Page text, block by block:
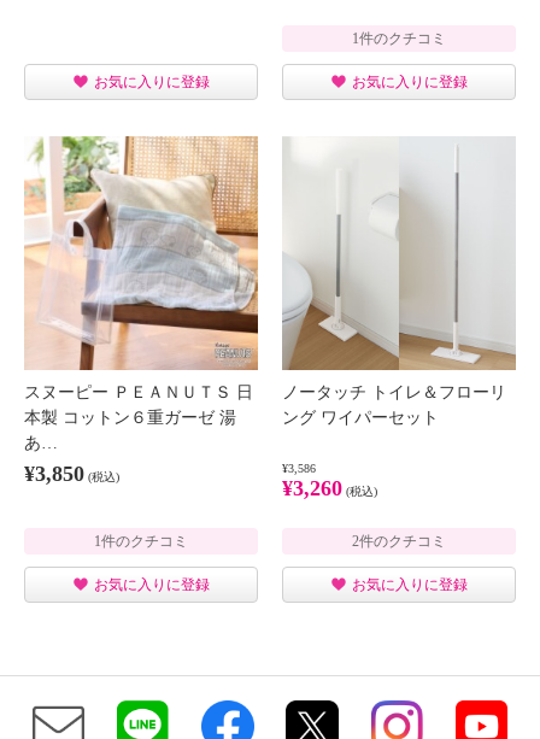
お気に入りに登録
1件のクチコミ
お気に入りに登録
スヌーピー ＰＥＡＮＵＴＳ 日
本製 コットン６重ガーゼ 湯
あ…
¥3,850 (税込)
1件のクチコミ
お気に入りに登録
ノータッチ トイレ＆フローリ
ング ワイパーセット
¥3,586
¥3,260 (税込)
2件のクチコミ
お気に入りに登録